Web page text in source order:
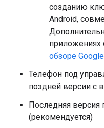
созданию
Android,
обзоре
Телефон под
поздней версии с
Последняя
(рекомендуется)